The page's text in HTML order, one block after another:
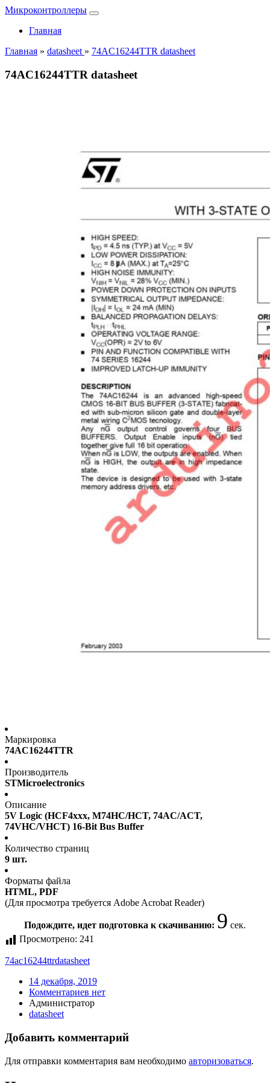
Микроконтроллеры
Главная
Главная » datasheet » 74AC16244TTR datasheet
74AC16244TTR datasheet
Маркировка
74AC16244TTR
Производитель
STMicroelectronics
Описание
5V Logic (HCF4xxx, M74HC/HCT, 74AC/ACT,
74VHC/VHCT) 16-Bit Bus Buffer
Количество страниц
9 шт.
Форматы файла
HTML, PDF
(Для просмотра требуется Adobe Acrobat Reader)
Подождите, идет подготовка к скачиванию: 9 сек.
Просмотрено: 241
74ac16244ttrdatasheet
14 декабря, 2019
Комментариев нет
Администратор
datasheet
Добавить комментарий
Для отправки комментария вам необходимо авторизоваться.